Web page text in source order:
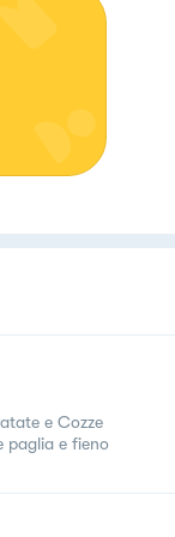
e Cozze
paglia e fieno